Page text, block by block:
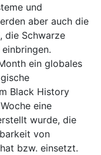
und
aber auch die
die Schwarze
ein globales
Black History
eine
wurde, die
von
bzw. einsetzt.